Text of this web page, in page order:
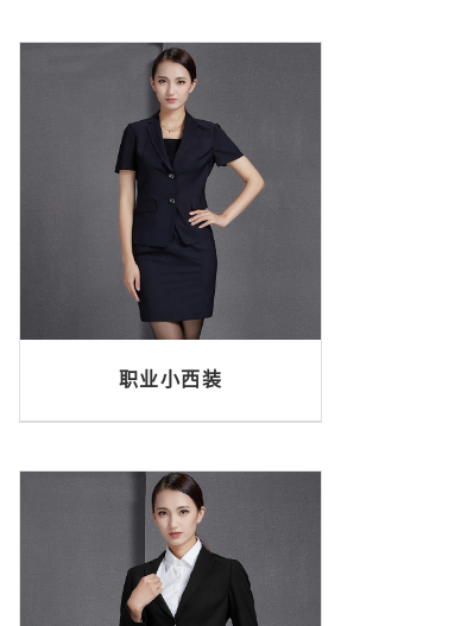
职业小西装